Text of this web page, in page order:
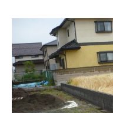
BLOG
CONTACT US